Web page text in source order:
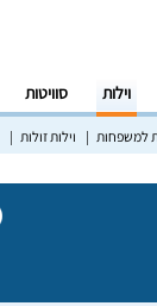
וילות סוויטות
למשפחות וילות זולות